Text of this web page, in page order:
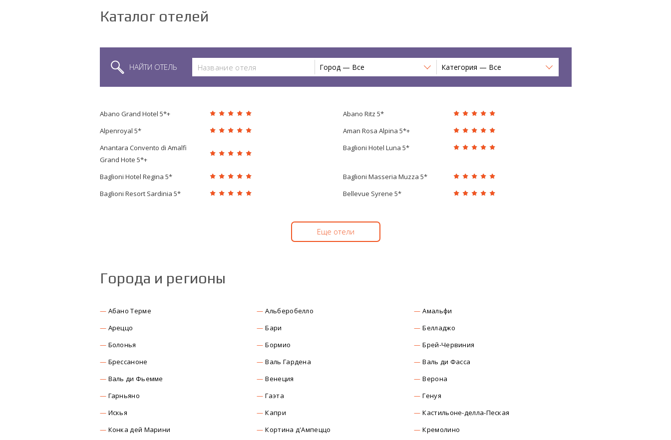
Каталог отелей
НАЙТИ ОТЕЛЬ Город — Все Категория — Все
Abano Grand Hotel 5*+
Abano Ritz 5*
Alpenroyal 5*
Aman Rosa Alpina 5*+
Anantara Convento di Amalfi
Grand Hote 5*+
Baglioni Hotel Luna 5*
Baglioni Hotel Regina 5*
Baglioni Masseria Muzza 5*
Baglioni Resort Sardinia 5*
Bellevue Syrene 5*
Еще отели
Города и регионы
Абано Терме Альберобелло
Амальфи
Ареццо
Бари
Белладжо
Болонья
Бормио
Брей-Червиния
Брессаноне
Валь Гардена
Валь ди Фасса
Валь ди Фьемме
Венеция
Верона
Гарньяно
Гаэта
Генуя
Искья
Капри
Кастильоне-делла-Пеская
Конка дей Марини
Кортина д'Ампеццо
Кремолино